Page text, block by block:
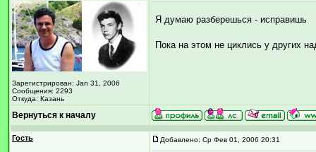
Зарегистрирован: Jan 31, 2006
Сообщения: 2293
Откуда: Казань
Я думаю разберешься - исправишь
Пока на этом не циклись у других
Вернуться к началу
Гость Добавлено: Ср Фев 01, 2006 20:31